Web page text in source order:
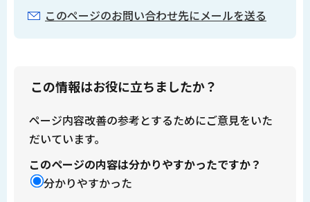
このページのお問い合わせ先にメールを送る
この情報はお役に立ちましたか？
ページ内容改善の参考とするためにご意見をいた
だいています。
このページの内容は分かりやすかったですか？
分かりやすかった